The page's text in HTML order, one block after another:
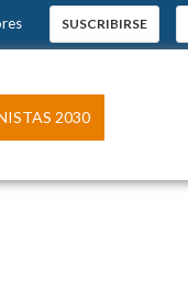
SUSCRIBIRSE
2030